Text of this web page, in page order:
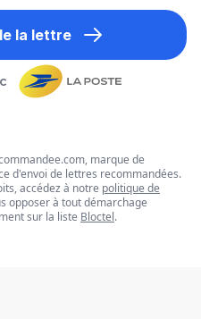
la lettre
marque de
d'envoi de lettres recommandées.
accédez à notre politique de
opposer à tout démarchage
sur la liste Bloctel.